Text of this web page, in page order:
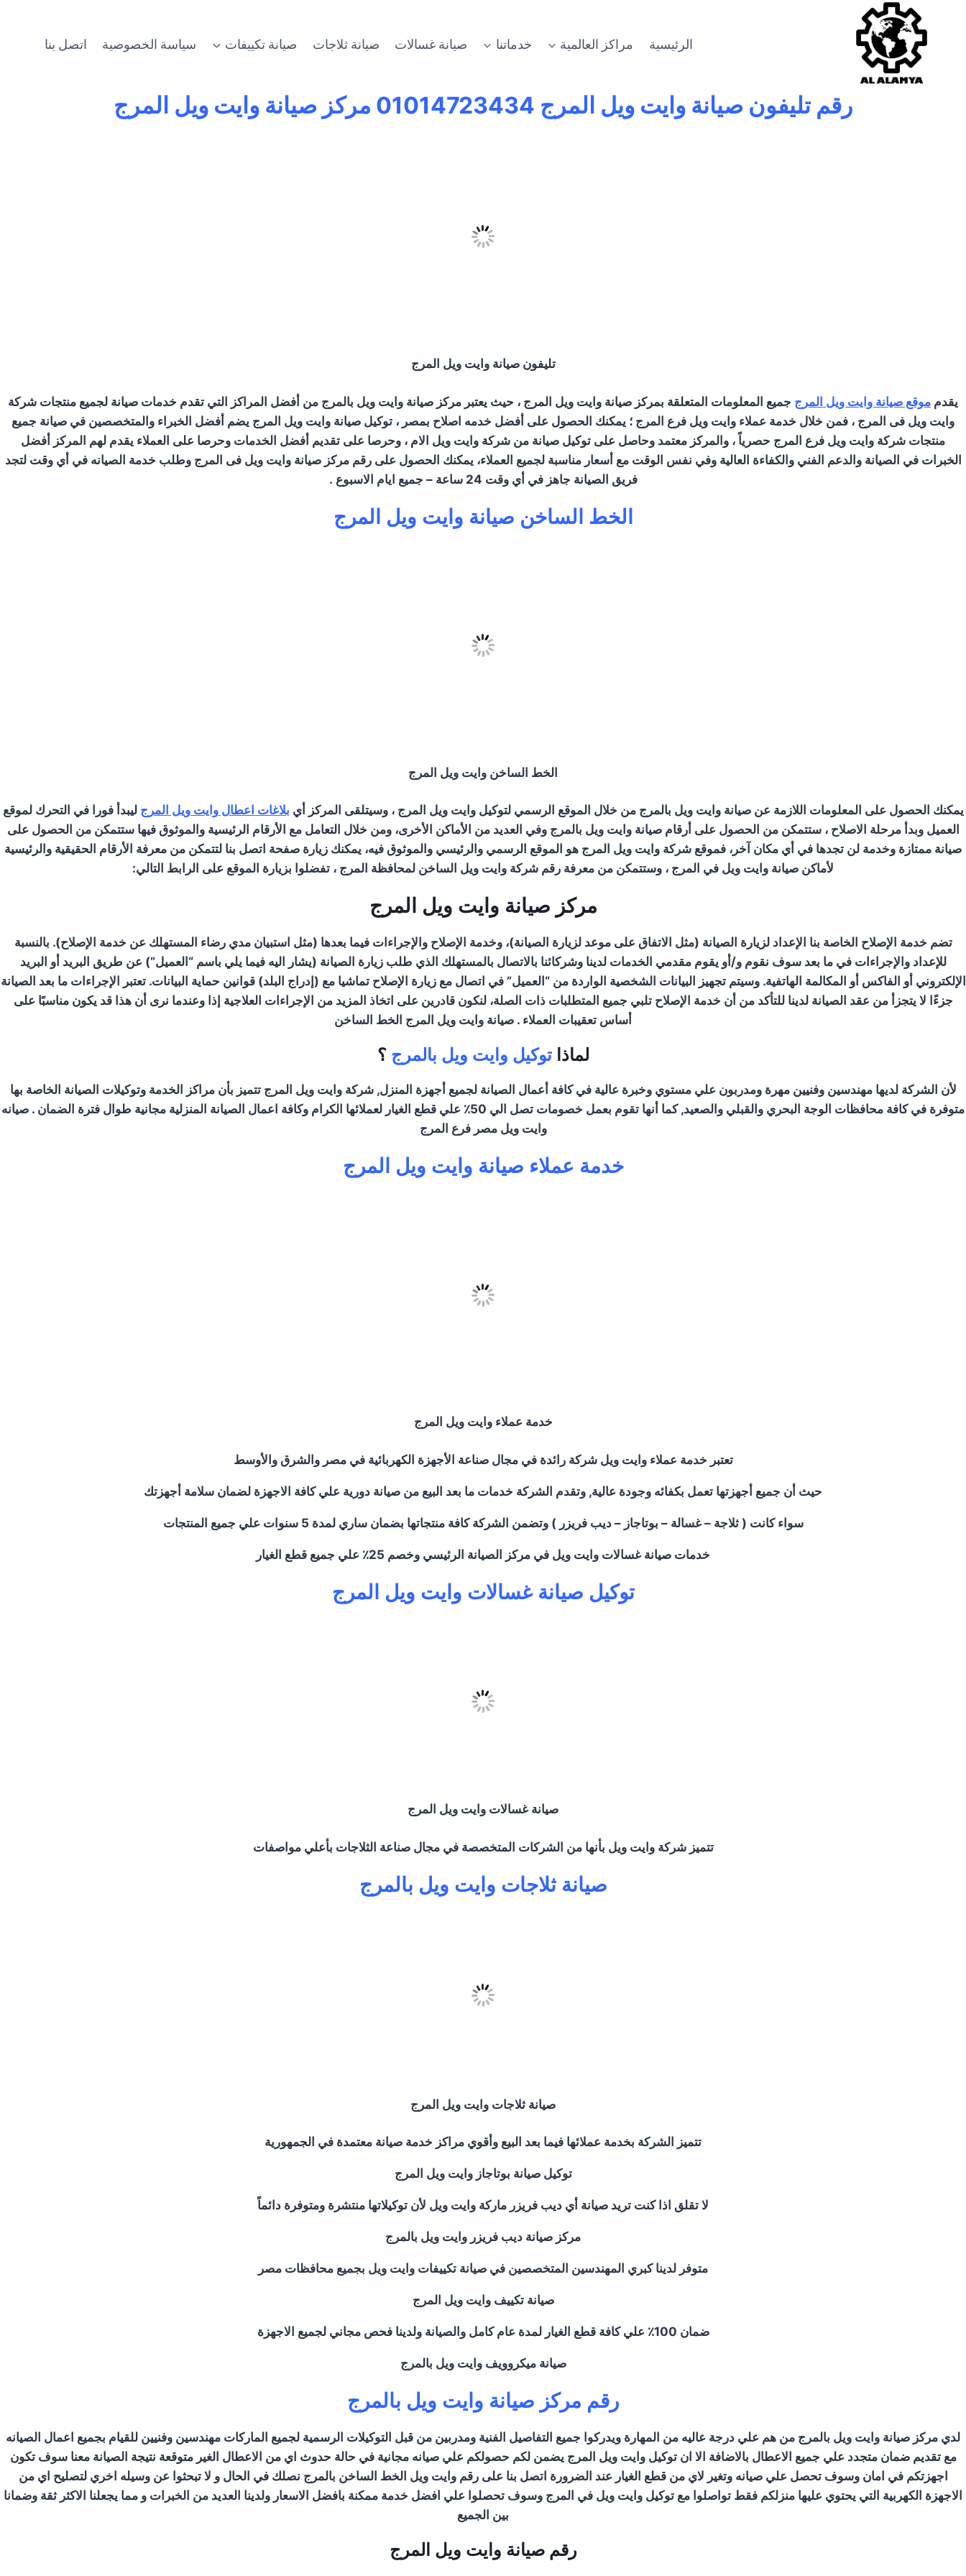
الرئيسية مراكز العالمية خدماتنا صيانة غسالات صيانة ثلاجات صيانة تكييفات سياسة الخصوصية اتصل بنا
رقم تليفون صيانة وايت ويل المرج 01014723434 مركز صيانة وايت ويل المرج
تليفون صيانة وايت ويل المرج
يقدم موقع صيانة وايت ويل المرج جميع المعلومات المتعلقة بمركز صيانة وايت ويل المرج ، حيث يعتبر مركز صيانة وايت ويل بالمرج من أفضل المراكز التي تقدم خدمات صيانة لجميع منتجات شركة
وايت ويل فى المرج ، فمن خلال خدمة عملاء وايت ويل فرع المرج ؛ يمكنك الحصول على أفضل خدمه اصلاح بمصر ، توكيل صيانة وايت ويل المرج يضم أفضل الخبراء والمتخصصين في صيانة جميع
منتجات شركة وايت ويل فرع المرج حصرياً ، والمركز معتمد وحاصل على توكيل صيانة من شركة وايت ويل الام ، وحرصا على تقديم أفضل الخدمات وحرصا على العملاء يقدم لهم المركز أفضل
الخبرات في الصيانة والدعم الفني والكفاءة العالية وفي نفس الوقت مع أسعار مناسبة لجميع العملاء، يمكنك الحصول على رقم مركز صيانة وايت ويل فى المرج وطلب خدمة الصيانه في أي وقت لتجد
فريق الصيانة جاهز في أي وقت 24 ساعة – جميع ايام الاسبوع .
الخط الساخن صيانة وايت ويل المرج
الخط الساخن وايت ويل المرج
يمكنك الحصول على المعلومات اللازمة عن صيانة وايت ويل بالمرج من خلال الموقع الرسمي لتوكيل وايت ويل المرج ، وسيتلقى المركز أي بلاغات اعطال وايت ويل المرج ليبدأ فورا في التحرك لموقع
العميل وبدأ مرحلة الاصلاح ، ستتمكن من الحصول على أرقام صيانة وايت ويل بالمرج وفي العديد من الأماكن الأخرى، ومن خلال التعامل مع الأرقام الرئيسية والموثوق فيها ستتمكن من الحصول على
صيانة ممتازة وخدمة لن تجدها في أي مكان آخر، فموقع شركة وايت ويل المرج هو الموقع الرسمي والرئيسي والموثوق فيه، يمكنك زيارة صفحة اتصل بنا لتتمكن من معرفة الأرقام الحقيقية والرئيسية
لأماكن صيانة وايت ويل في المرج ، وستتمكن من معرفة رقم شركة وايت ويل الساخن لمحافظة المرج ، تفضلوا بزيارة الموقع على الرابط التالي:
مركز صيانة وايت ويل المرج
تضم خدمة الإصلاح الخاصة بنا الإعداد لزيارة الصيانة (مثل الاتفاق على موعد لزيارة الصيانة)، وخدمة الإصلاح والإجراءات فيما بعدها (مثل استبيان مدي رضاء المستهلك عن خدمة الإصلاح). بالنسبة
للإعداد والإجراءات في ما بعد سوف نقوم و/أو يقوم مقدمي الخدمات لدينا وشركائنا بالاتصال بالمستهلك الذي طلب زيارة الصيانة (يشار اليه فيما يلي باسم “العميل”) عن طريق البريد أو البريد
الإلكتروني أو الفاكس أو المكالمة الهاتفية. وسيتم تجهيز البيانات الشخصية الواردة من “العميل” في اتصال مع زيارة الإصلاح تماشيا مع (إدراج البلد) قوانين حماية البيانات. تعتبر الإجراءات ما بعد الصيانة
جزءًا لا يتجزأ من عقد الصيانة لدينا للتأكد من أن خدمة الإصلاح تلبي جميع المتطلبات ذات الصلة، لنكون قادرين على اتخاذ المزيد من الإجراءات العلاجية إذا وعندما نرى أن هذا قد يكون مناسبًا على
أساس تعقيبات العملاء . صيانة وايت ويل المرج الخط الساخن
لماذاتوكيل وايت ويل بالمرج ؟
لأن الشركة لديها مهندسين وفنيين مهرة ومدربون علي مستوي وخبرة عالية في كافة أعمال الصيانة لجميع أجهزة المنزل, شركة وايت ويل المرج تتميز بأن مراكز الخدمة وتوكيلات الصيانة الخاصة بها
متوفرة في كافة محافظات الوجة البحري والقبلي والصعيد, كما أنها تقوم بعمل خصومات تصل الي 50٪ علي قطع الغيار لعملائها الكرام وكافة اعمال الصيانة المنزلية مجانية طوال فترة الضمان . صيانه
وايت ويل مصر فرع المرج
خدمة عملاء صيانة وايت ويل المرج
خدمة عملاء وايت ويل المرج
تعتبر خدمة عملاء وايت ويل شركة رائدة في مجال صناعة الأجهزة الكهربائية في مصر والشرق والأوسط
حيث أن جميع أجهزتها تعمل بكفائه وجودة عالية, وتقدم الشركة خدمات ما بعد البيع من صيانة دورية علي كافة الاجهزة لضمان سلامة أجهزتك
سواء كانت ( ثلاجة – غسالة – بوتاجاز – ديب فريزر ) وتضمن الشركة كافة منتجاتها بضمان ساري لمدة 5 سنوات علي جميع المنتجات
خدمات صيانة غسالات وايت ويل في مركز الصيانة الرئيسي وخصم 25٪ علي جميع قطع الغيار
توكيل صيانة غسالات وايت ويل المرج
صيانة غسالات وايت ويل المرج
تتميز شركة وايت ويل بأنها من الشركات المتخصصة في مجال صناعة الثلاجات بأعلي مواصفات
صيانة ثلاجات وايت ويل بالمرج
صيانة ثلاجات وايت ويل المرج
تتميز الشركة بخدمة عملائها فيما بعد البيع وأقوي مراكز خدمة صيانة معتمدة في الجمهورية
توكيل صيانة بوتاجاز وايت ويل المرج
لا تقلق اذا كنت تريد صيانة أي ديب فريزر ماركة وايت ويل لأن توكيلاتها منتشرة ومتوفرة دائماً
مركز صيانة ديب فريزر وايت ويل بالمرج
متوفر لدينا كبري المهندسين المتخصصين في صيانة تكييفات وايت ويل بجميع محافظات مصر
صيانة تكييف وايت ويل المرج
ضمان 100٪ علي كافة قطع الغيار لمدة عام كامل والصيانة ولدينا فحص مجاني لجميع الاجهزة
صيانة ميكروويف وايت ويل بالمرج
رقم مركز صيانة وايت ويل بالمرج
لدي مركز صيانة وايت ويل بالمرج من هم علي درجة عاليه من المهارة ويدركوا جميع التفاصيل الفنية ومدربين من قبل التوكيلات الرسمية لجميع الماركات مهندسين وفنيين للقيام بجميع اعمال الصيانه
مع تقديم ضمان متجدد علي جميع الاعطال بالاضافة الا ان توكيل وايت ويل المرج يضمن لكم حصولكم علي صيانه مجانية في حالة حدوث اي من الاعطال الغير متوقعة نتيجة الصيانة معنا سوف تكون
اجهزتكم في امان وسوف تحصل علي صيانه وتغير لاي من قطع الغيار عند الضرورة اتصل بنا على رقم وايت ويل الخط الساخن بالمرج نصلك في الحال و لا تبحثوا عن وسيله اخري لتصليح اي من
الاجهزة الكهربية التي يحتوي عليها منزلكم فقط تواصلوا مع توكيل وايت ويل في المرج وسوف تحصلوا علي افضل خدمة ممكنة بافضل الاسعار ولدينا العديد من الخبرات و مما يجعلنا الاكثر ثقة وضمانا
بين الجميع
رقم صيانة وايت ويل المرج